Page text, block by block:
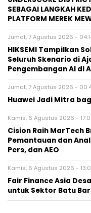
SEBAGAI LANGKAH
PLATFORM MEREK
Jumat, 7 Agustus 2026 -
HIKSEMI Tampilkan
Seluruh Skenario di
Pengembangan AI di
Jumat, 7 Agustus 2026 -
Huawei Jadi Mitra
Kamis, 6 Agustus 2026 -
Cision Raih MarTech
Pemantauan dan
Pers, dan AEO
Kamis, 6 Agustus 2026 -
Fair Finance Asia
untuk Sektor Batu